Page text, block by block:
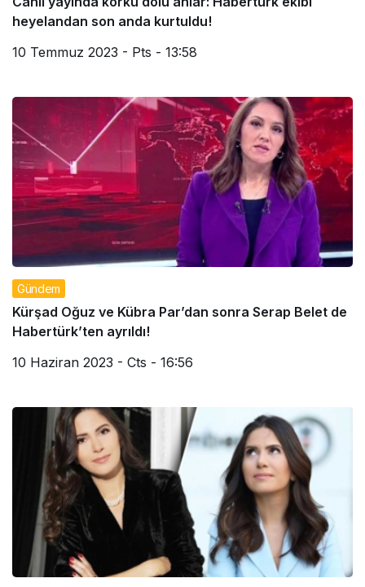
heyelandan son anda kurtuldu!
10 Temmuz 2023 - Pts - 13:58
Gündem
Kürşad Oğuz ve Kübra Par’dan sonra Serap Belet de
Habertürk’ten ayrıldı!
10 Haziran 2023 - Cts - 16:56